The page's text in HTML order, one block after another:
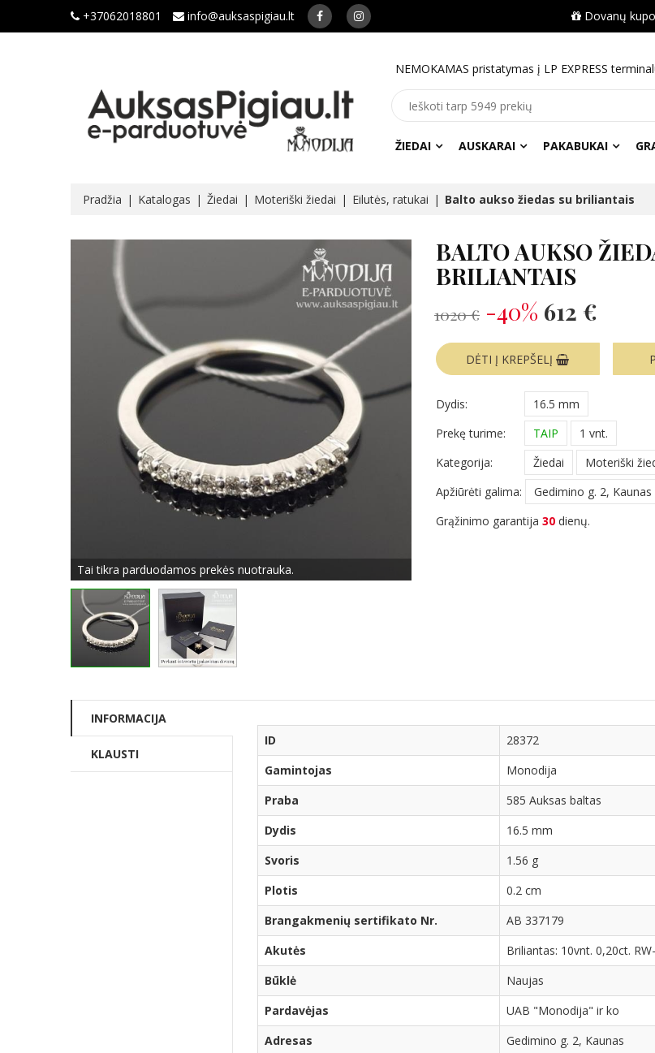
+37062018801 info@auksaspigiau.lt Dovanų
NEMOKAMAS pristatymas į LP EXPRESS
ŽIEDAI AUSKARAI PAKABUKAI
Pradžia Katalogas Žiedai Moteriški žiedai Eilutės, ratukai Balto aukso žiedas su briliantais
Tai tikra parduodamos prekės nuotrauka.
BALTO AUKSO
BRILIANTAIS
1020 € -40% 612 €
DĖTI Į KREPŠELĮ
Dydis:
16.5 mm
Prekę turime:
TAIP
1 vnt.
Kategorija:
Žiedai Moteriški
Apžiūrėti galima:
Gedimino g. 2, Kaunas
Grąžinimo garantija 30 dienų.
INFORMACIJA
KLAUSTI
ID
28372
Gamintojas
Monodija
Praba
585 Auksas baltas
Dydis
16.5 mm
Svoris
1.56 g
Plotis
0.2 cm
Brangakmenių sertifikato Nr.
AB 337179
Akutės
Briliantas: 10vnt. 0,20ct.
Būklė
Naujas
Pardavėjas
UAB "Monodija" ir ko
Adresas
Gedimino g. 2, Kaunas